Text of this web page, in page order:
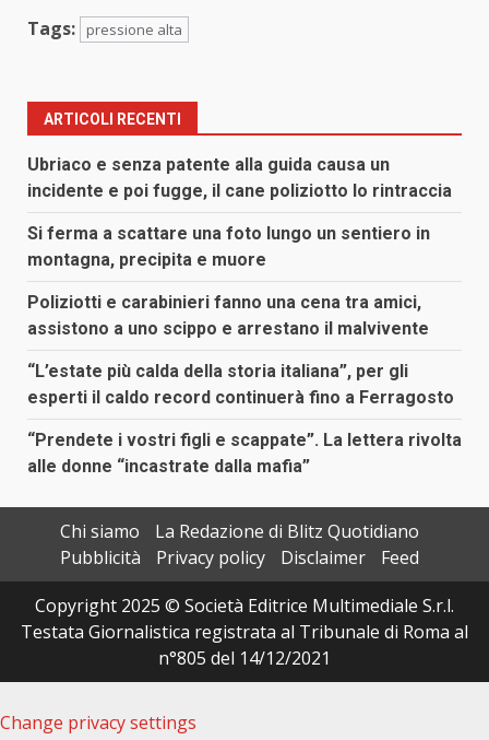
Tags: pressione alta
ARTICOLI RECENTI
Ubriaco e senza patente alla guida causa un
incidente e poi fugge, il cane poliziotto lo rintraccia
Si ferma a scattare una foto lungo un sentiero in
montagna, precipita e muore
Poliziotti e carabinieri fanno una cena tra amici,
assistono a uno scippo e arrestano il malvivente
“L’estate più calda della storia italiana”, per gli
esperti il caldo record continuerà fino a Ferragosto
“Prendete i vostri figli e scappate”. La lettera rivolta
alle donne “incastrate dalla mafia”
Chi siamo
La Redazione di Blitz Quotidiano
Pubblicità
Privacy policy Disclaimer
Feed
Copyright 2025 © Società Editrice Multimediale S.r.l.
Testata Giornalistica registrata al Tribunale di Roma al
n°805 del 14/12/2021
Change privacy settings